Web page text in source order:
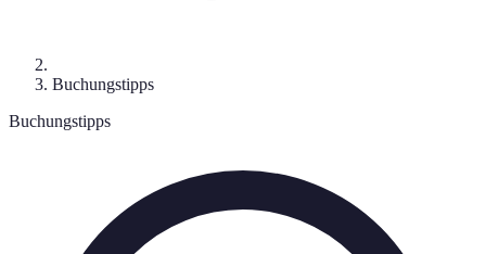
Buchungstipps
Buchungstipps